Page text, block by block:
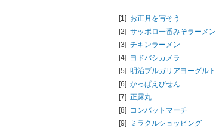
[1] お正月を写そう
[2] サッポロ一番みそラーメン
[3] チキンラーメン
[4] ヨドバシカメラ
[5] 明治ブルガリアヨーグルト
[6] かっぱえびせん
[7] 正露丸
[8] コンバットマーチ
[9]
ミラクルショッピング